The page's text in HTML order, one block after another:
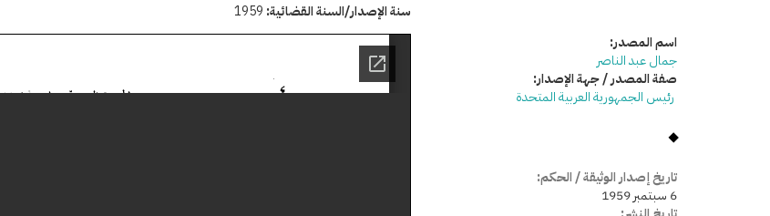
سنة الإصدار/السنة القضائية: 1959
اسم المصدر:
جمال عبد الناصر
صفة المصدر / جهة الإصدار:
رئيس الجمهورية العربية المتحدة
تاريخ إصدار الوثيقة / الحكم:
6 سبتمبر 1959